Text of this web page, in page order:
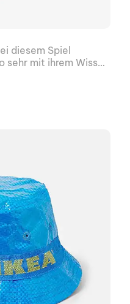
diesem Spiel
mit ihrem Wissen